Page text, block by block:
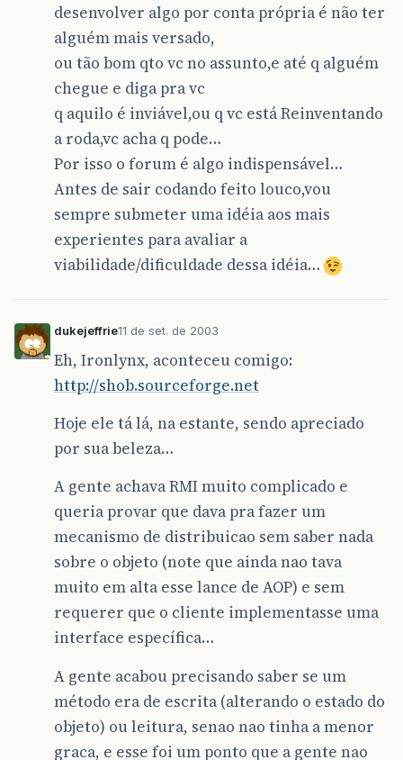
desenvolver algo por conta própria é não ter
alguém mais versado,
ou tão bom qto vc no assunto,e até q alguém
chegue e diga pra vc
q aquilo é inviável,ou q vc está Reinventando
a roda,vc acha q pode…
Por isso o forum é algo indispensável…
Antes de sair codando feito louco,vou
sempre submeter uma idéia aos mais
experientes para avaliar a
viabilidade/dificuldade dessa idéia…
dukejeffrie11 de set. de 2003
Eh, Ironlynx, aconteceu comigo:
http://shob.sourceforge.net
Hoje ele tá lá, na estante, sendo apreciado
por sua beleza…
A gente achava RMI muito complicado e
queria provar que dava pra fazer um
mecanismo de distribuicao sem saber nada
sobre o objeto (note que ainda nao tava
muito em alta esse lance de AOP) e sem
requerer que o cliente implementasse uma
interface específica…
A gente acabou precisando saber se um
método era de escrita (alterando o estado do
objeto) ou leitura, senao nao tinha a menor
graca, e esse foi um ponto que a gente nao